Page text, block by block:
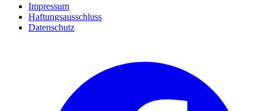
Impressum
Haftungsausschluss
Datenschutz